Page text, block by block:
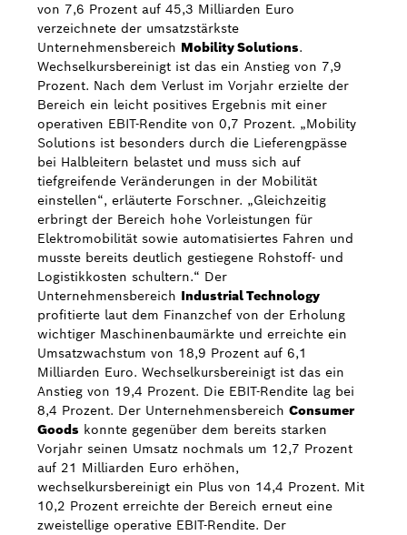
von 7,6 Prozent auf 45,3 Milliarden Euro
verzeichnete der umsatzstärkste
Unternehmensbereich Mobility Solutions.
Wechselkursbereinigt ist das ein Anstieg von 7,9
Prozent. Nach dem Verlust im Vorjahr erzielte der
Bereich ein leicht positives Ergebnis mit einer
operativen EBIT-Rendite von 0,7 Prozent. „Mobility
Solutions ist besonders durch die Lieferengpässe
bei Halbleitern belastet und muss sich auf
tiefgreifende Veränderungen in der Mobilität
einstellen“, erläuterte Forschner. „Gleichzeitig
erbringt der Bereich hohe Vorleistungen für
Elektromobilität sowie automatisiertes Fahren und
musste bereits deutlich gestiegene Rohstoff- und
Logistikkosten schultern.“ Der
Unternehmensbereich Industrial Technology
profitierte laut dem Finanzchef von der Erholung
wichtiger Maschinenbaumärkte und erreichte ein
Umsatzwachstum von 18,9 Prozent auf 6,1
Milliarden Euro. Wechselkursbereinigt ist das ein
Anstieg von 19,4 Prozent. Die EBIT-Rendite lag bei
8,4 Prozent. Der Unternehmensbereich Consumer
Goods konnte gegenüber dem bereits starken
Vorjahr seinen Umsatz nochmals um 12,7 Prozent
auf 21 Milliarden Euro erhöhen,
wechselkursbereinigt ein Plus von 14,4 Prozent. Mit
10,2 Prozent erreichte der Bereich erneut eine
zweistellige operative EBIT-Rendite. Der